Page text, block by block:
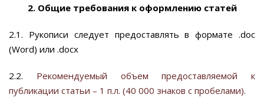
2. Общие требования к оформлению статей
2.1. Рукописи следует предоставлять в формате .doc
(Word) или .docx
2.2. Рекомендуемый объем предоставляемой к
публикации статьи – 1 п.л. (40 000 знаков с пробелами).